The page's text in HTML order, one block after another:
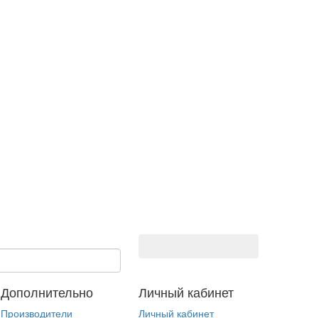
Дополнительно
Производители
Личный кабинет
Личный кабинет